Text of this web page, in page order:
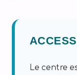
Le centre